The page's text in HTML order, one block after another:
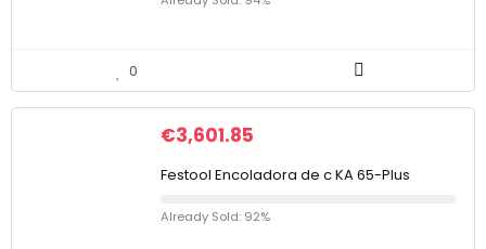
0
€3,601.85
Festool Encoladora de c KA 65-Plus
Already Sold: 92%